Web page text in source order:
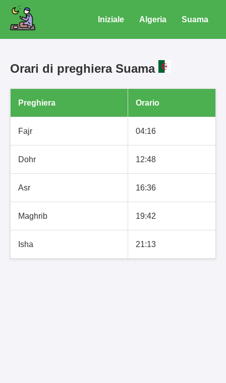
Iniziale Algeria Suama
Orari di preghiera Suama
Preghiera Orario
Fajr 04:16
Dohr 12:48
Asr 16:36
Maghrib 19:42
Isha 21:13